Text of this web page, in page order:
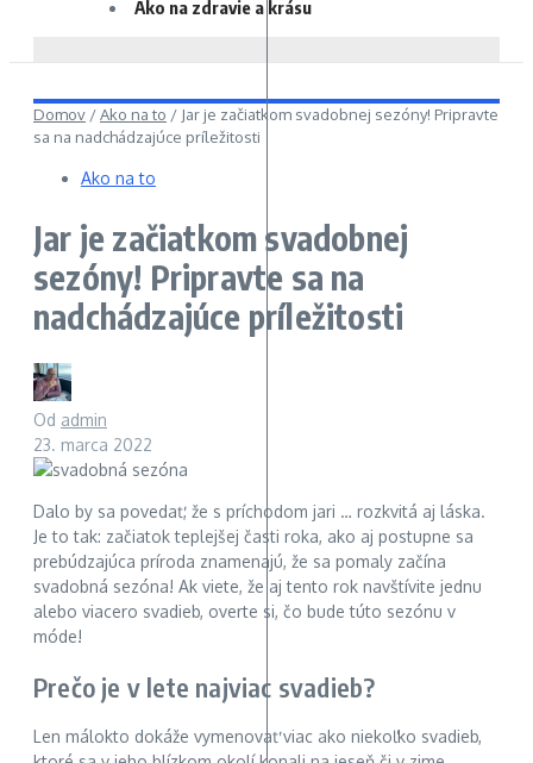
Ako na zdravie a krásu
Domov /Ako na to / Jar je začiatkom svadobnej sezóny! Pripravte
sa na nadchádzajúce príležitosti
Ako na to
Jar je začiatkom svadobnej
sezóny! Pripravte sa na
nadchádzajúce príležitosti
Od admin
23. marca 2022
Dalo by sa povedať, že s príchodom jari … rozkvitá aj láska.
Je to tak: začiatok teplejšej časti roka, ako aj postupne sa
prebúdzajúca príroda znamenajú, že sa pomaly začína
svadobná sezóna! Ak viete, že aj tento rok navštívite jednu
alebo viacero svadieb, overte si, čo bude túto sezónu v
móde!
Prečo je v lete najviac svadieb?
Len málokto dokáže vymenovať viac ako niekoľko svadieb,